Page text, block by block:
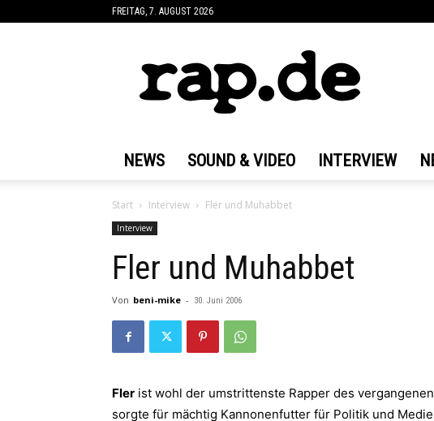
FREITAG, 7. AUGUST 2026
NEWS SOUND & VIDEO INTERVIEW
Start Interview Fler und Muhabbet
Interview
Fler und Muhabbet
Von beni-mike - 30. Juni 2006
Fler ist wohl der umstrittenste Rapper des
sorgte für mächtig Kannonenfutter für Politik und